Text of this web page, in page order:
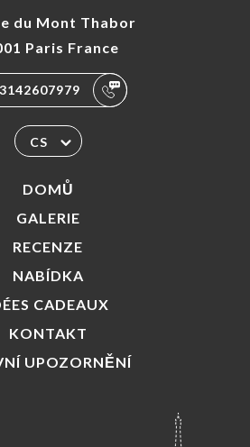
du Mont Thabor
Paris France
CS
DOMŮ
GALERIE
RECENZE
NABÍDKA
CADEAUX
KONTAKT
UPOZORNĚNÍ